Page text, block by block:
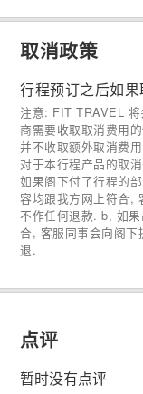
取消政策
行程预订之后如
注意: FIT TRAVEL
商需要收取取消费用
并不收取额外取消费
对于本行程产品的取
如果阁下付了行程的
容均跟我方网上符合,
不作任何退款. b, 如
合, 客服同事会向阁
退.
点评
暂时没有点评